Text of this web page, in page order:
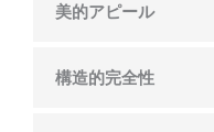
美的アピール
構造的完全性